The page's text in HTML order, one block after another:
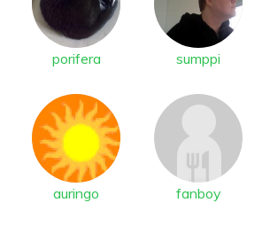
porifera sumppi
auringo fanboy